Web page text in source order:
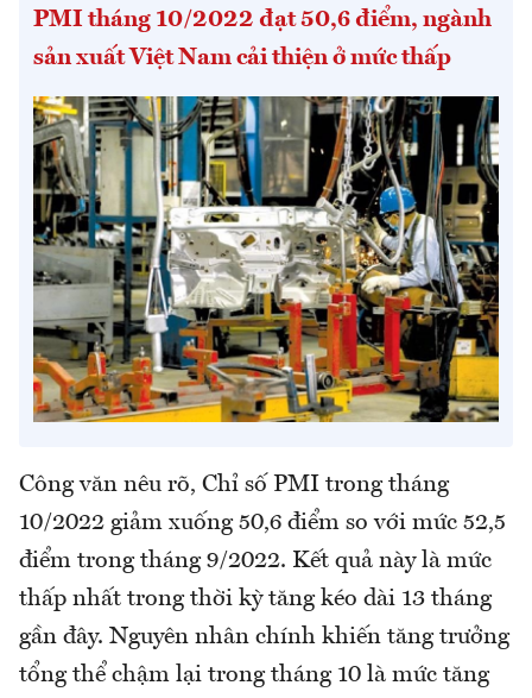
PMI tháng 10/2022 đạt 50,6 điểm, ngành
sản xuất Việt Nam cải thiện ở mức thấp
Công văn nêu rõ, Chỉ số PMI trong tháng
10/2022 giảm xuống 50,6 điểm so với mức 52,5
điểm trong tháng 9/2022. Kết quả này là mức
thấp nhất trong thời kỳ tăng kéo dài 13 tháng
gần đây. Nguyên nhân chính khiến tăng trưởng
tổng thể chậm lại trong tháng 10 là mức tăng